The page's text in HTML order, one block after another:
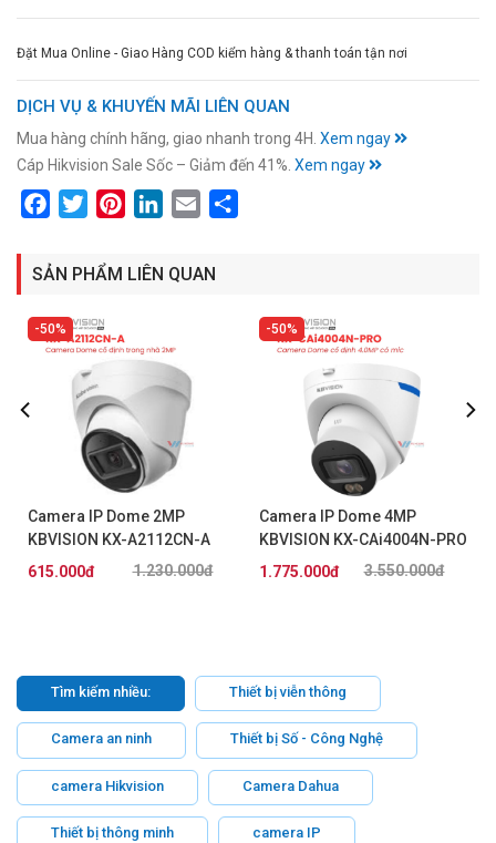
Đặt Mua Online - Giao Hàng COD kiểm hàng & thanh toán tận nơi
DỊCH VỤ & KHUYẾN MÃI LIÊN QUAN
Mua hàng chính hãng, giao nhanh trong 4H. Xem ngay
Cáp Hikvision Sale Sốc – Giảm đến 41%. Xem ngay
FacebookTwitterPinterestLinkedIn
Email
SẢN PHẨM LIÊN QUAN
50%
Camera IP Dome 2MP
KBVISION KX-A2112CN-A
1.230.000đ
615.000đ
50%
Camera IP Dome 4MP
KBVISION KX-CAi4004N-PRO
3.550.000đ
1.775.000đ
Tìm kiếm nhiều: Thiết bị viễn thông
Camera an ninh Thiết bị Số - Công Nghệ
camera Hikvision Camera Dahua
Thiết bị thông minh camera IP